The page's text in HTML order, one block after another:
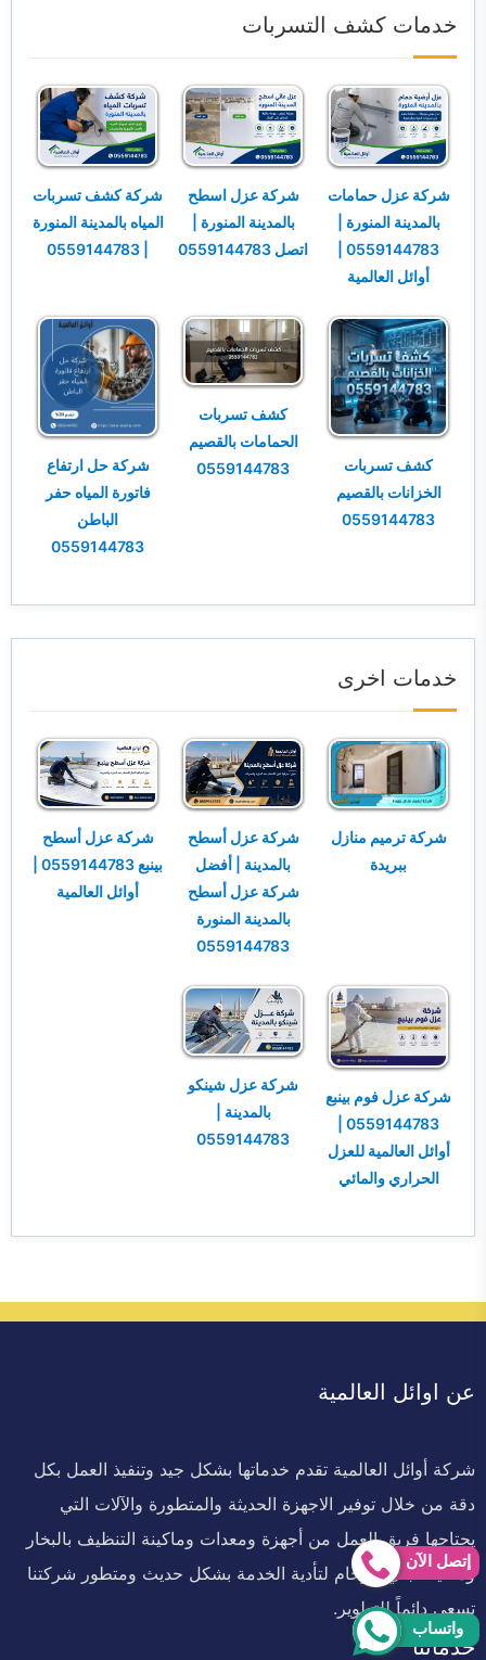
خدمات كشف التسربات
شركة عزل حمامات
بالمدينة المنورة |
0559144783 |
أوائل العالمية
شركة عزل اسطح
بالمدينة المنورة |
اتصل 0559144783
شركة كشف تسربات
المياه بالمدينة المنورة
كشف تسربات
الخزانات بالقصيم
0559144783
كشف تسربات
الحمامات بالقصيم
0559144783
شركة حل ارتفاع
فاتورة المياه حفر
الباطن
0559144783
خدمات اخرى
شركة ترميم منازل
ببريدة
شركة عزل أسطح
بالمدينة | أفضل
شركة عزل أسطح
بالمدينة المنورة
0559144783
شركة عزل أسطح
بينبع 0559144783 |
أوائل العالمية
شركة عزل فوم بينبع
0559144783 |
أوائل العالمية للعزل
الحراري والمائي
شركة عزل شينكو
بالمدينة |
0559144783
عن اوائل العالمية
شركة أوائل العالمية تقدم خدماتها بشكل جيد وتنفيذ العمل بكل
دقة من خلال توفير الاجهزة الحديثة والمتطورة والآلات التي
يحتاجها فريق العمل من أجهزة ومعدات وماكينة التنظيف بالبخار
وماكينة جلي الرخام لتأدية الخدمة بشكل حديث ومتطور شركتنا
تسعي دائماً للتطوير.
خدماتنا
إتصل الآن
واتساب